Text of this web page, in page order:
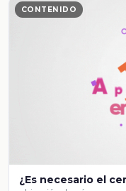
CONTENIDO
¿Es necesario el